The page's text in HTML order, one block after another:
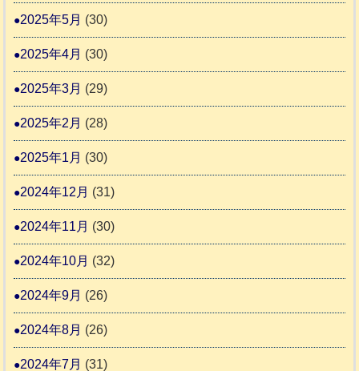
2025年5月 (30)
2025年4月 (30)
2025年3月 (29)
2025年2月 (28)
2025年1月 (30)
2024年12月 (31)
2024年11月 (30)
2024年10月 (32)
2024年9月 (26)
2024年8月 (26)
2024年7月 (31)